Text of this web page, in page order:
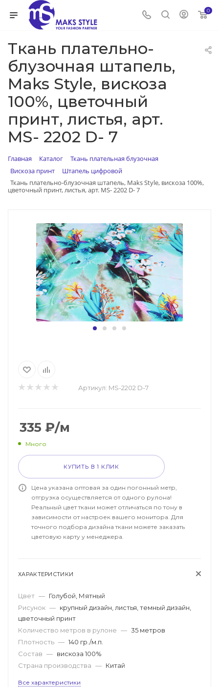
0
Ткань плательно-
блузочная штапель,
Maks Style, вискоза
100%, цветочный
принт, листья, арт.
MS- 2202 D- 7
Главная Каталог
Ткань плательная блузочная
Вискоза принт
Штапель цифровой
Ткань плательно-блузочная штапель, Maks Style, вискоза 100%,
цветочный принт, листья, арт. MS- 2202 D- 7
Артикул: MS-2202 D-7
335 ₽/м
Много
КУПИТЬ В 1 КЛИК
Цена указана оптовая за один погонный метр,
отгрузка осуществляется от одного рулона!
Реальный цвет ткани может отличаться по тону в
зависимости от настроек вашего монитора. Для
точного подбора дизайна ткани можете заказать
цветовую карту у менеджера.
ХАРАКТЕРИСТИКИ
Цвет — Голубой, Мятный
Рисунок — крупный дизайн, листья, темный дизайн,
цветочный принт
Количество метров в рулоне — 35 метров
Плотность — 140 гр./м.п.
Состав — вискоза 100%
Страна производства — Китай
Все характеристики